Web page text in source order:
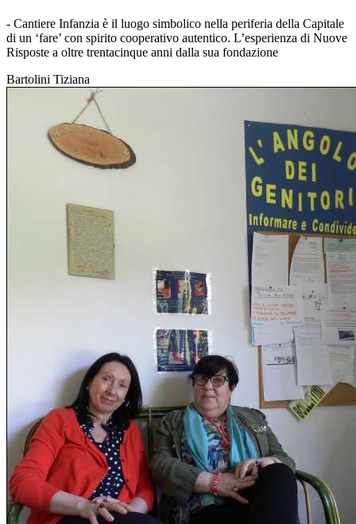
- Cantiere Infanzia è il luogo simbolico nella periferia della Capitale
di un ‘fare’ con spirito cooperativo autentico. L’esperienza di Nuove
Risposte a oltre trentacinque anni dalla sua fondazione
Bartolini Tiziana